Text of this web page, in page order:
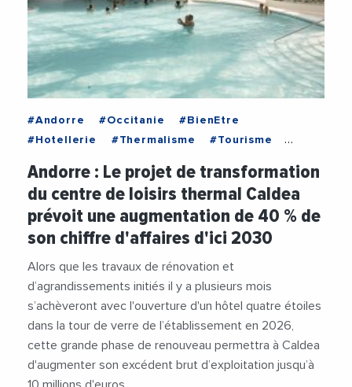
#Andorre #Occitanie
#BienEtre
#Hotellerie
#Thermalisme
#Tourisme
Andorre : Le projet de transformation
du centre de loisirs thermal Caldea
prévoit une augmentation de 40 % de
son chiffre d'affaires d'ici 2030
Alors que les travaux de rénovation et
d’agrandissements initiés il y a plusieurs mois
s’achèveront avec l'ouverture d'un hôtel quatre étoiles
dans la tour de verre de l’établissement en 2026,
cette grande phase de renouveau permettra à Caldea
d'augmenter son excédent brut d’exploitation jusqu’à
10 millions d'euros.